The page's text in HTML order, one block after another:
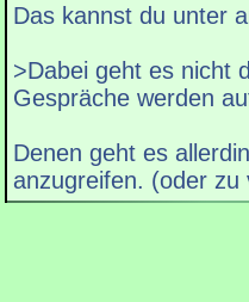
Das kannst du unter
>Dabei geht es nicht
Gespräche werden
Denen geht es
anzugreifen. (oder zu